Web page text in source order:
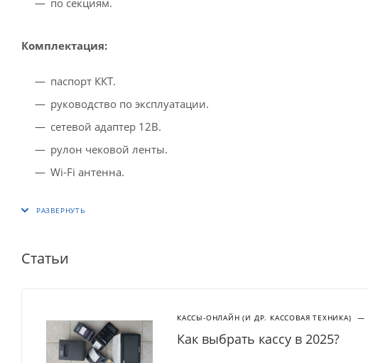
Комплектация:
паспорт ККТ.
руководство по эксплуатации.
сетевой адаптер 12В.
рулон чековой ленты.
Wi-Fi антенна.
Статьи
КАССЫ-ОНЛАЙН (И ДР. КАССОВАЯ ТЕХНИКА) —
Как выбрать кассу в 2025?